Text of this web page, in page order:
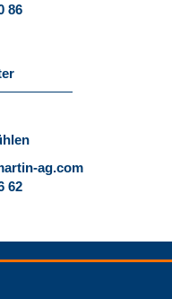
86
ag.com
62